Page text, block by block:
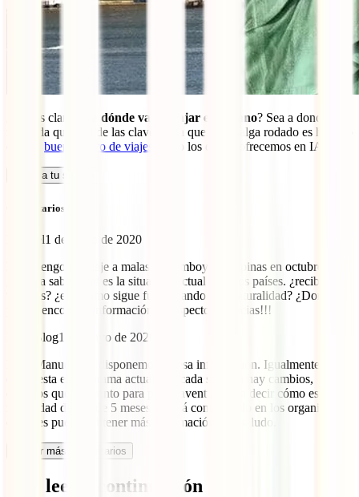
¿Tienes claro ya a dónde vas a viajar en verano? Sea a donde sea,
recuerda que una de las claves para que todo salga rodado es hacerlo
buen seguro de viajes como los que te ofrecemos en IATI.
Calcula tu seguro
Comentarios (2)
Manuel1 de mayo de 2020
Hola, tengo un viaje a malasia, Camboya y filipinas en octubre y me
gustaría saber cual es la situación actual en estos países. ¿reciben
viajeros? ¿el turismo sigue funcionando con naturalidad? ¿Donde
podría encontrar información al respecto?? gracias!!!
IATI Blog1 de mayo de 2020
Hola Manuel. No disponemos de esa información. Igualmente, tal y
cómo esta el panorama actual que cada semana hay cambios,
creemos que es pronto para poder aventurarse a decir cómo estará la
movilidad dentro de 5 meses. Quizá consultando en los organismos
oficiales puedas obtener más información. Un saludo.
Cargar más comentarios
Qué leer a continuación